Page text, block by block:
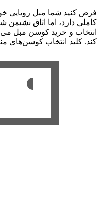
فرض کنید شما مبل رویایی
کاملی دارد، اما اتاق
انتخاب و خرید کوسن مبل
‌کند. کلید انتخاب کوسن‌های